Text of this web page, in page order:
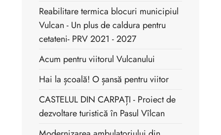
Reabilitare termica blocuri municipiul
Vulcan - Un plus de caldura pentru
cetateni- PRV 2021 - 2027
Acum pentru viitorul Vulcanului
Hai la școală! O șansă pentru viitor
CASTELUL DIN CARPAȚI - Proiect de
dezvoltare turistică în Pasul Vîlcan